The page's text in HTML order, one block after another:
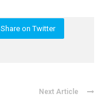
Share on Twitter
Next Article